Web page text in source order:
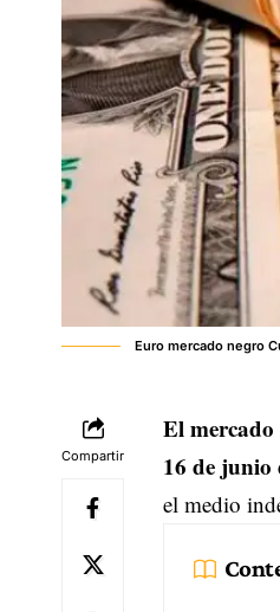
Euro mercado negro
Compartir
El
16 de junio
el medio